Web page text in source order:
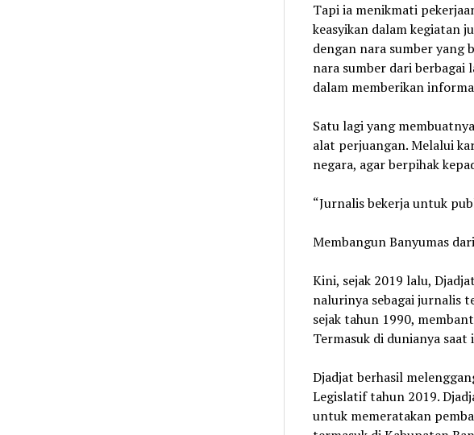
Tapi ia menikmati
keasyikan dalam kegiatan
dengan nara sumber yang
nara sumber dari
dalam memberikan
Satu lagi yang
alat perjuangan. Melalui
negara, agar berpihak
“Jurnalis bekerja untuk
Membangun Banyumas
Kini, sejak 2019 lalu,
nalurinya sebagai jurnalis
sejak tahun 1990,
Termasuk di dunianya
Djadjat berhasil
Legislatif tahun 2019.
untuk memeratakan